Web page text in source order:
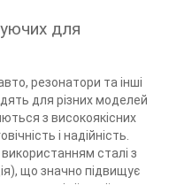
для
резонатори та інші
для різних моделей
з високоякісних
і надійність.
сталі з
що значно підвищує